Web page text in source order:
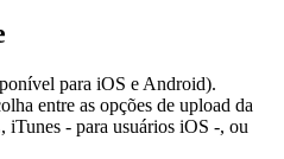
para iOS e Android).
entre as opções de upload da
- para usuários iOS -, ou